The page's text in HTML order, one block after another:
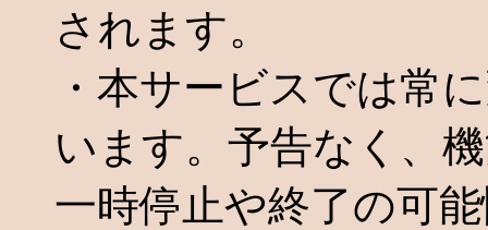
されます。
・本サービスでは常
います。予告なく、
一時停止や終了の可